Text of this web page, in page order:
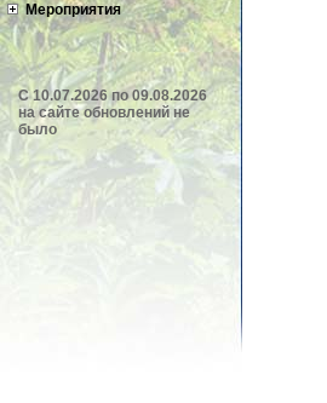
Мероприятия
C 10.07.2026 по 09.08.2026
на сайте обновлений не
было